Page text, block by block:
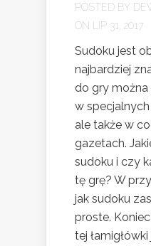
POSTED BY
ON LIP 31, 2017
Sudoku jest
najbardziej
do gry można
w
ale także w
gazetach.
sudoku i czy
tę grę? W
jak sudoku
proste.
tej